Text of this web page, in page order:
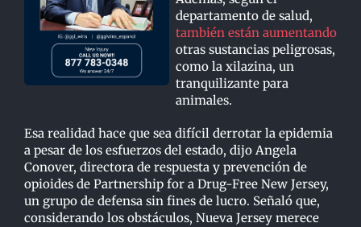
departamento de salud,
también están aumentando
otras sustancias peligrosas,
como la xilazina, un
tranquilizante para
animales.
Esa realidad hace que sea difícil derrotar la epidemia
a pesar de los esfuerzos del estado, dijo Angela
Conover, directora de respuesta y prevención de
opioides de Partnership for a Drug-Free New Jersey,
un grupo de defensa sin fines de lucro. Señaló que,
considerando los obstáculos, Nueva Jersey merece